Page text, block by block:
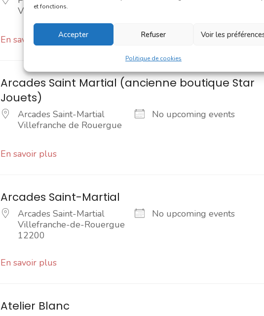
et fonctions.
Accepter Refuser Voir les
Politique de cookies
Villefranche-de-Rouergue
En savoir plus
Arcades Saint Martial (ancienne boutique Star
Jouets)
Arcades Saint-Martial
Villefranche de Rouergue
No upcoming events
En savoir plus
Arcades Saint-Martial
Arcades Saint-Martial
Villefranche-de-Rouergue
12200
No upcoming events
En savoir plus
Atelier Blanc